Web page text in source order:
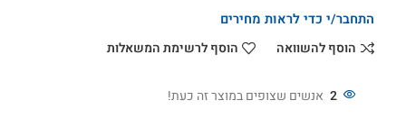
התחבר/י כדי לראות מחירים
הוסף להשוואה
הוסף לרשימת המשאלות
2 אנשים שצופים במוצר זה כעת!